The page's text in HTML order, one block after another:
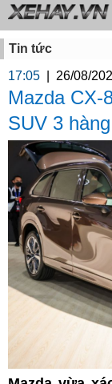
Tin tức
17:05
26/08/
Mazda CX-
SUV 3